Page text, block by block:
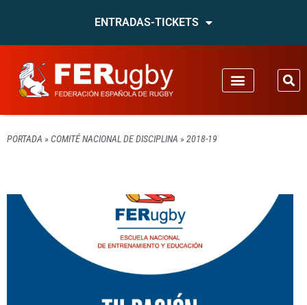
ENTRADAS-TICKETS
PORTADA » COMITÉ NACIONAL DE DISCIPLINA » 2018-19